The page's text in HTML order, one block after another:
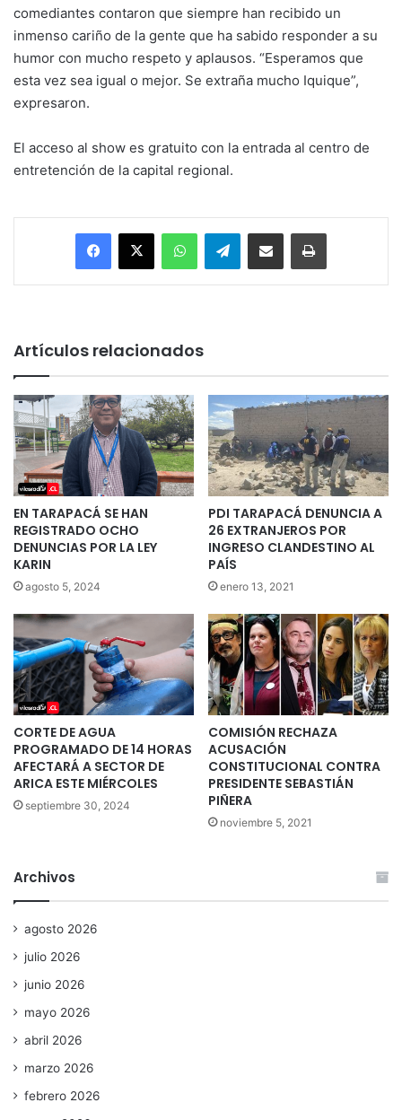
comediantes contaron que siempre han recibido un
inmenso cariño de la gente que ha sabido responder a su
humor con mucho respeto y aplausos. “Esperamos que
esta vez sea igual o mejor. Se extraña mucho Iquique”,
expresaron.
El acceso al show es gratuito con la entrada al centro de
entretención de la capital regional.
Facebook
X WhatsAppTelegramEnviar vía email Imprimir
Artículos relacionados
EN TARAPACÁ SE HAN
REGISTRADO OCHO
DENUNCIAS POR LA LEY
KARIN
agosto 5, 2024
PDI TARAPACÁ DENUNCIA A
26 EXTRANJEROS POR
INGRESO CLANDESTINO AL
PAÍS
enero 13, 2021
CORTE DE AGUA
PROGRAMADO DE 14 HORAS
AFECTARÁ A SECTOR DE
ARICA ESTE MIÉRCOLES
septiembre 30, 2024
COMISIÓN RECHAZA
ACUSACIÓN
CONSTITUCIONAL CONTRA
PRESIDENTE SEBASTIÁN
PIÑERA
noviembre 5, 2021
Archivos
agosto 2026
julio 2026
junio 2026
mayo 2026
abril 2026
marzo 2026
febrero 2026